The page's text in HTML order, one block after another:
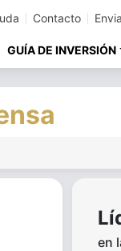
Contacto
GUÍA DE INVERSIÓN
en